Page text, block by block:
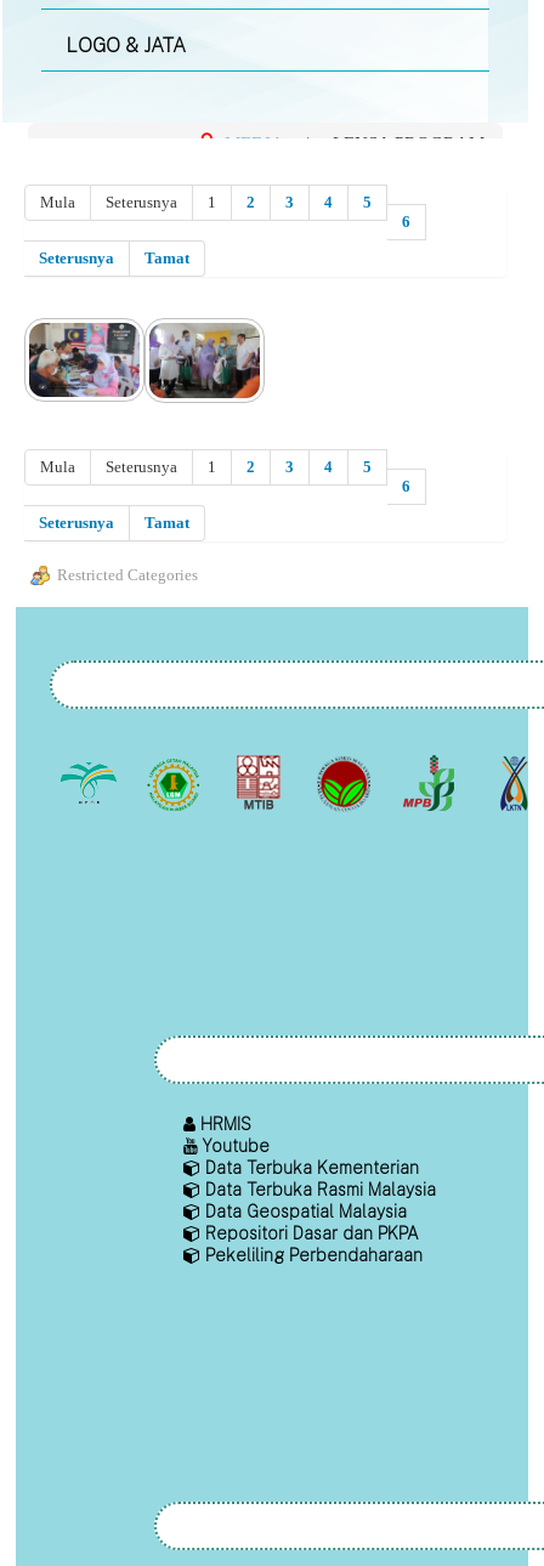
LOGO & JATA
MEDIA | LENSA PROGRAM
Mula Seterusnya 1 2 3 4
5
6
Seterusnya
Tamat
Mula Seterusnya 1 2 3 4
5
6
Seterusnya
Tamat
Restricted Categories
HRMIS
Youtube
Data Terbuka Kementerian
Data Terbuka Rasmi Malaysia
Data Geospatial Malaysia
Repositori Dasar dan PKPA
Pekeliling Perbendaharaan